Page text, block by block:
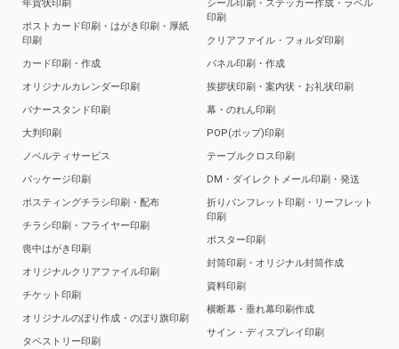
年賀状印刷
ポストカード印刷・はがき印刷・厚紙
印刷
カード印刷・作成
オリジナルカレンダー印刷
バナースタンド印刷
大判印刷
ノベルティサービス
パッケージ印刷
ポスティングチラシ印刷・配布
チラシ印刷・フライヤー印刷
喪中はがき印刷
オリジナルクリアファイル印刷
チケット印刷
オリジナルのぼり作成・のぼり旗印刷
タペストリー印刷
シール印刷・ステッカー作成・ラベル
印刷
クリアファイル・フォルダ印刷
パネル印刷・作成
挨拶状印刷・案内状・お礼状印刷
幕・のれん印刷
POP(ポップ)印刷
テーブルクロス印刷
DM・ダイレクトメール印刷・発送
折りパンフレット印刷・リーフレット
印刷
ポスター印刷
封筒印刷・オリジナル封筒作成
資料印刷
横断幕・垂れ幕印刷作成
サイン・ディスプレイ印刷